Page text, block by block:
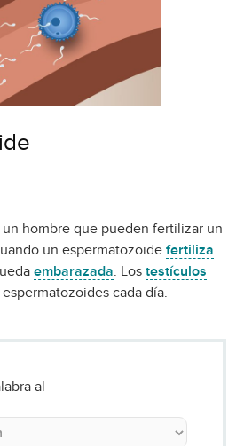
hombre que pueden fertilizar un
un espermatozoide fertiliza
embarazada . Los testículos
cada día.
al